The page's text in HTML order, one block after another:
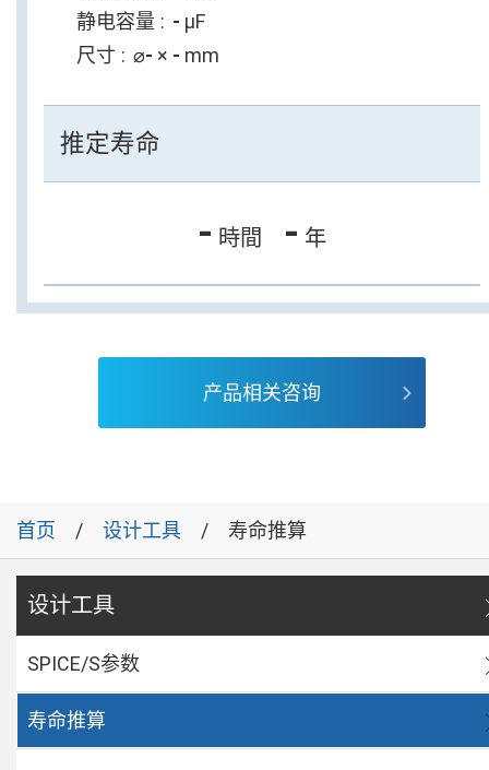
静电容量
- µF
尺寸
⌀- × - mm
推定寿命
- 時間 - 年
产品相关咨询
首页 设计工具 寿命推算
设计工具
SPICE/S参数
寿命推算